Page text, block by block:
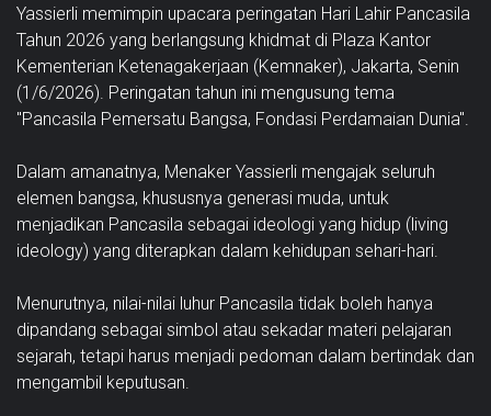
Yassierli memimpin upacara peringatan Hari Lahir Pancasila
Tahun 2026 yang berlangsung khidmat di Plaza Kantor
Kementerian Ketenagakerjaan (Kemnaker), Jakarta, Senin
(1/6/2026). Peringatan tahun ini mengusung tema
"Pancasila Pemersatu Bangsa, Fondasi Perdamaian Dunia".
Dalam amanatnya, Menaker Yassierli mengajak seluruh
elemen bangsa, khususnya generasi muda, untuk
menjadikan Pancasila sebagai ideologi yang hidup (living
ideology) yang diterapkan dalam kehidupan sehari-hari.
Menurutnya, nilai-nilai luhur Pancasila tidak boleh hanya
dipandang sebagai simbol atau sekadar materi pelajaran
sejarah, tetapi harus menjadi pedoman dalam bertindak dan
mengambil keputusan.